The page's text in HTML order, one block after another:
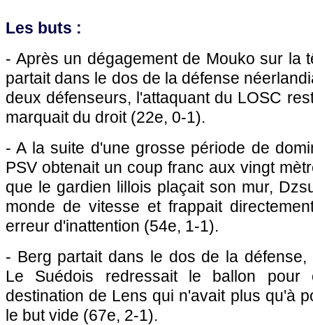
Les buts :
- Après un dégagement de Mouko sur la
partait dans le dos de la défense
deux défenseurs, l'attaquant du LOSC
marquait du droit (22e, 0-1).
- A la suite d'une grosse période de
PSV obtenait un coup franc aux vingt
que le gardien lillois plaçait son mur,
monde de vitesse et frappait
erreur d'inattention (54e, 1-1).
- Berg partait dans le dos de la défense,
Le Suédois redressait le ballon
destination de Lens qui n'avait plus qu'à
le but vide (67e, 2-1).